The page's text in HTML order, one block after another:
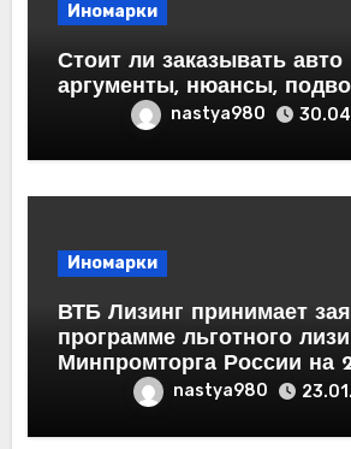
Иномарки
Стоит ли заказывать авто
аргументы, нюансы,
nastya980
Иномарки
ВТБ Лизинг принимает
программе льготного
Минпромторга России на
nastya980